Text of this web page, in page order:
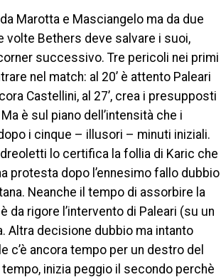
Marotta e Masciangelo ma da due
volte Bethers deve salvare i suoi,
successivo. Tre pericoli nei primi
nel match: al 20’ è attento Paleari
Castellini, al 27’, crea i presupposti
è sul piano dell’intensità che i
i cinque – illusori – minuti iniziali.
lo certifica la follia di Karic che
protesta dopo l’ennesimo fallo dubbio
Neanche il tempo di assorbire la
da rigore l’intervento di Paleari (su un
Altra decisione dubbio ma intanto
c’è ancora tempo per un destro del
inizia peggio il secondo perchè